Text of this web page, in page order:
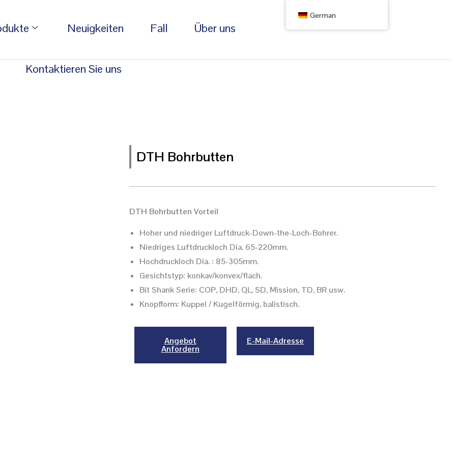
Neuigkeiten Fall Über uns
Kontaktieren Sie uns
DTH Bohrbutten
DTH Bohrbutten Vorteil
Hoher und niedriger Luftdruck-Down-the-Loch-Bohrer.
Niedriges Luftdruckloch Dia. 65-220mm.
Hochdruckloch Dia. : 85-305mm.
Gesichtstyp: konkav/konvex/flach.
Bit Shank Serie: COP, DHD, QL, SD, Mission, TD, BR usw.
Knopfform: Kuppel / Kugelförmig, balistisch.
Angebot
Anfordern
E-Mail-Adresse
German